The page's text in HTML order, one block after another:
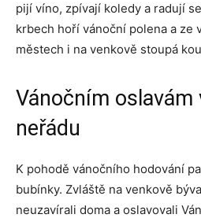
pijí víno, zpívají koledy a radují
krbech hoří vánoční polena a ze
městech i na venkově stoupá
Vánočním oslavám
neřádu
K pohodě vánočního hodování
bubínky. Zvláště na venkově
neuzavírali doma a oslavovali